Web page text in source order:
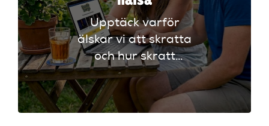
Upptäck varför
älskar vi att skratta
och hur skratt
förbättrar både
psykologi och hälsa.
Lär dig använda